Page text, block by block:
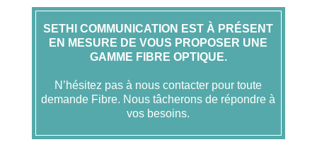
SETHI COMMUNICATION EST À PRÉSENT
EN MESURE DE VOUS PROPOSER UNE
GAMME FIBRE OPTIQUE.
N’hésitez pas à nous contacter pour toute
demande Fibre. Nous tâcherons de répondre à
vos besoins.